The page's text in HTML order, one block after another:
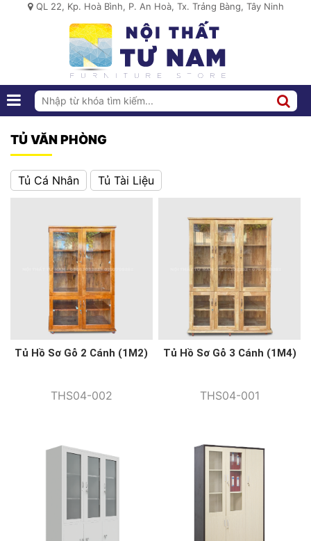
QL 22, Kp. Hoà Bình, P. An Hoà, Tx. Trảng Bàng, Tây Ninh
TỦ VĂN PHÒNG
Tủ Cá Nhân Tủ Tài Liệu
Tủ Hồ Sơ Gỗ 2 Cánh (1M2)
THS04-002
Tủ Hồ Sơ Gỗ 3 Cánh (1M4)
THS04-001